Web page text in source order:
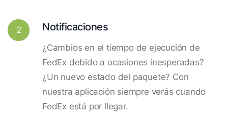
2 Notificaciones
¿Cambios en el tiempo de ejecución de
FedEx debido a ocasiones inesperadas?
¿Un nuevo estado del paquete? Con
nuestra aplicación siempre verás cuando
FedEx está por llegar.